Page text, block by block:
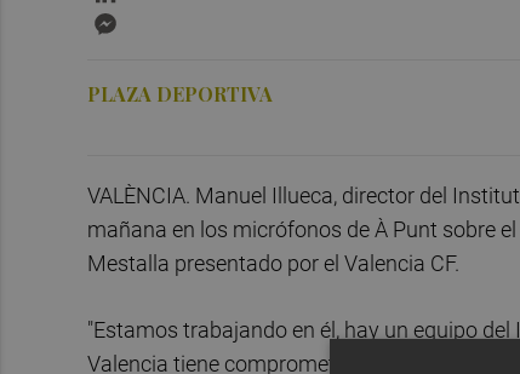
PLAZA DEPORTIVA
VALÈNCIA. Manuel Illueca, director del
mañana en los micrófonos de À Punt sobre
Mestalla presentado por el Valencia CF.
"Estamos trabajando en él, hay un equipo
Valencia tiene comprometidos los recursos